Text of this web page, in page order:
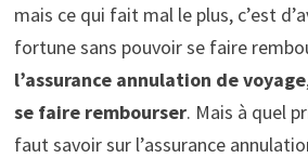
mais ce qui fait mal le plus, c’est
fortune sans pouvoir se faire
l’assurance annulation de voyage
se faire rembourser. Mais à quel
faut savoir sur l’assurance